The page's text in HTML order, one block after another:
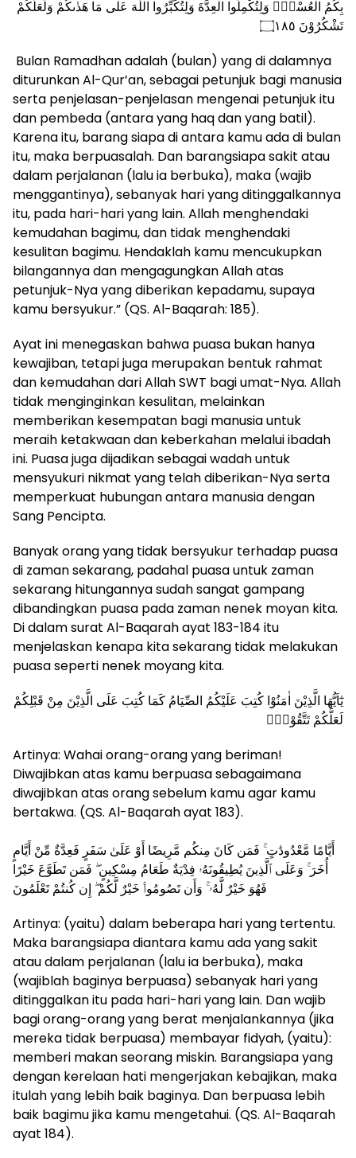
بِكُمُ الْعُسْرَۖ وَلِتُكْمِلُوا الْعِدَّةَ وَلِتُكَبِّرُوا اللّٰهَ عَلٰى مَا هَدٰىكُمْ وَلَعَلَّكُمْ
تَشْكُرُوْنَ ۝١٨٥
Bulan Ramadhan adalah (bulan) yang di dalamnya
diturunkan Al-Qur’an, sebagai petunjuk bagi manusia
serta penjelasan-penjelasan mengenai petunjuk itu
dan pembeda (antara yang haq dan yang batil).
Karena itu, barang siapa di antara kamu ada di bulan
itu, maka berpuasalah. Dan barangsiapa sakit atau
dalam perjalanan (lalu ia berbuka), maka (wajib
menggantinya), sebanyak hari yang ditinggalkannya
itu, pada hari-hari yang lain. Allah menghendaki
kemudahan bagimu, dan tidak menghendaki
kesulitan bagimu. Hendaklah kamu mencukupkan
bilangannya dan mengagungkan Allah atas
petunjuk-Nya yang diberikan kepadamu, supaya
kamu bersyukur.” (QS. Al-Baqarah: 185).
Ayat ini menegaskan bahwa puasa bukan hanya
kewajiban, tetapi juga merupakan bentuk rahmat
dan kemudahan dari Allah SWT bagi umat-Nya. Allah
tidak menginginkan kesulitan, melainkan
memberikan kesempatan bagi manusia untuk
meraih ketakwaan dan keberkahan melalui ibadah
ini. Puasa juga dijadikan sebagai wadah untuk
mensyukuri nikmat yang telah diberikan-Nya serta
memperkuat hubungan antara manusia dengan
Sang Pencipta.
Banyak orang yang tidak bersyukur terhadap puasa
di zaman sekarang, padahal puasa untuk zaman
sekarang hitungannya sudah sangat gampang
dibandingkan puasa pada zaman nenek moyan kita.
Di dalam surat Al-Baqarah ayat 183-184 itu
menjelaskan kenapa kita sekarang tidak melakukan
puasa seperti nenek moyang kita.
يٰٓاَيُّهَا الَّذِيْنَ اٰمَنُوْا كُتِبَ عَلَيْكُمُ الصِّيَامُ كَمَا كُتِبَ عَلَى الَّذِيْنَ مِنْ قَبْلِكُمْ
لَعَلَّكُمْ تَتَّقُوْنَۙ
Artinya: Wahai orang-orang yang beriman!
Diwajibkan atas kamu berpuasa sebagaimana
diwajibkan atas orang sebelum kamu agar kamu
bertakwa. (QS. Al-Baqarah ayat 183).
أَيَّامًا مَّعْدُودَٰتٍ ۚ فَمَن كَانَ مِنكُم مَّرِيضًا أَوْ عَلَىٰ سَفَرٍ فَعِدَّةٌ مِّنْ أَيَّامٍ
أُخَرَ ۚ وَعَلَى ٱلَّذِينَ يُطِيقُونَهُۥ فِدْيَةٌ طَعَامُ مِسْكِينٍ ۖ فَمَن تَطَوَّعَ خَيْرًا
فَهُوَ خَيْرٌ لَّهُۥ ۚ وَأَن تَصُومُوا۟ خَيْرٌ لَّكُمْ ۖ إِن كُنتُمْ تَعْلَمُونَ
Artinya: (yaitu) dalam beberapa hari yang tertentu.
Maka barangsiapa diantara kamu ada yang sakit
atau dalam perjalanan (lalu ia berbuka), maka
(wajiblah baginya berpuasa) sebanyak hari yang
ditinggalkan itu pada hari-hari yang lain. Dan wajib
bagi orang-orang yang berat menjalankannya (jika
mereka tidak berpuasa) membayar fidyah, (yaitu):
memberi makan seorang miskin. Barangsiapa yang
dengan kerelaan hati mengerjakan kebajikan, maka
itulah yang lebih baik baginya. Dan berpuasa lebih
baik bagimu jika kamu mengetahui. (QS. Al-Baqarah
ayat 184).